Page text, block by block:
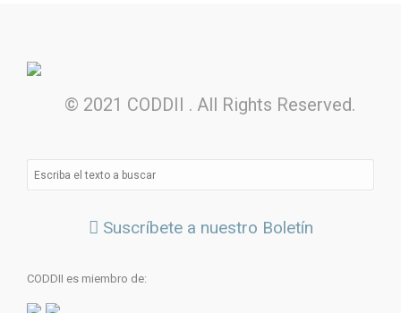
© 2021 CODDII . All Rights Reserved.
Suscríbete a nuestro Boletín
CODDII es miembro de: